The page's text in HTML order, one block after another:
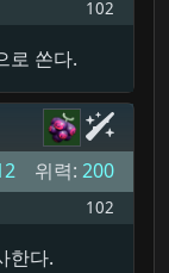
102
로 쏜다.
위력: 200
102
한다.